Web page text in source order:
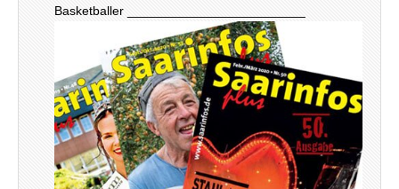
Basketballer _________________________